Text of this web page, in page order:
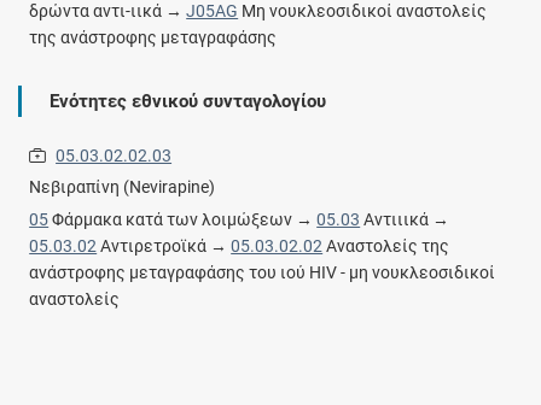
δρώντα αντι-ιικά →J05AG Μη νουκλεοσιδικοί αναστολείς
της ανάστροφης μεταγραφάσης
Ενότητες εθνικού συνταγολογίου
05.03.02.02.03
Νεβιραπίνη (Nevirapine)
05Φάρμακα κατά των λοιμώξεων →05.03 Αντιιικά →
05.03.02 Αντιρετροϊκά →05.03.02.02 Αναστολείς της
ανάστροφης μεταγραφάσης του ιού HIV - μη νουκλεοσιδικοί
αναστολείς